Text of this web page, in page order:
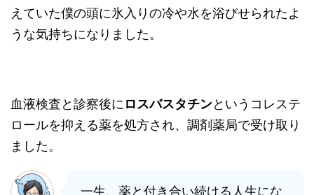
えていた僕の頭に氷入りの冷や水を浴びせられたよ
うな気持ちになりました。
血液検査と診察後に ロスバスタチンというコレステ
ロールを抑える薬を処方され、調剤薬局で受け取り
ました。
一生、薬と付き合い続ける人生にな